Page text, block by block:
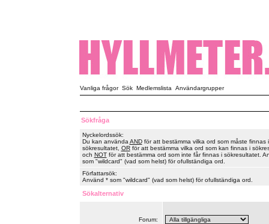
Vanliga frågor Sök Medlemslista Användargrupper
Sökfråga
Nyckelordssök:
Du kan använda ANDför att bestämma vilka ord som måste finnas i
sökresultatet, ORför att bestämma vilka ord som kan finnas i
och NOTför att bestämma ord som inte får finnas i sökresultatet.
som "wildcard" (vad som helst) för ofullständiga ord.
Författarsök:
Använd * som "wildcard" (vad som helst) för ofullständiga ord.
Sökalternativ
Forum: